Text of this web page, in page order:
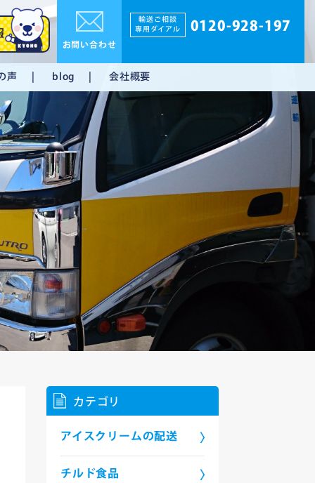
お問い合わせ
輸送ご相談
専用ダイアル 0120-928-197
声 blog 会社概要
カテゴリ
アイスクリームの配送
チルド食品